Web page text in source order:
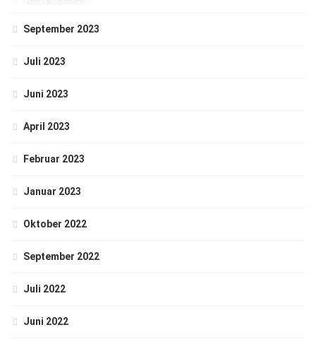
September 2023
Juli 2023
Juni 2023
April 2023
Februar 2023
Januar 2023
Oktober 2022
September 2022
Juli 2022
Juni 2022